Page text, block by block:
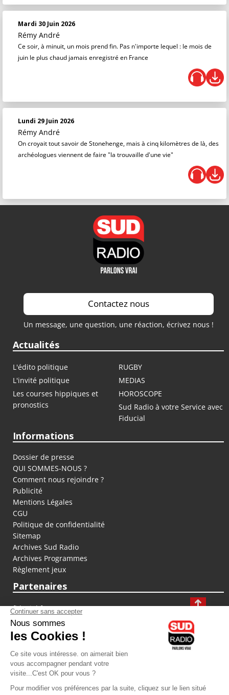
Mardi 30 Juin 2026
Rémy André
Ce soir, à minuit, un mois prend fin. Pas n'importe lequel : le mois de
juin le plus chaud jamais enregistré en France
Lundi 29 Juin 2026
Rémy André
On croyait tout savoir de Stonehenge, mais à cinq kilomètres de là, des
archéologues viennent de faire "la trouvaille d'une vie"
Contactez nous
Un message, une question, une réaction, écrivez nous !
Actualités
L'édito politique
RUGBY
L'invité politique
MEDIAS
Les courses hippiques et
pronostics
HOROSCOPE
Sud Radio à votre Service avec
Fiducial
Informations
Dossier de presse
QUI SOMMES-NOUS ?
Comment nous rejoindre ?
Publicité
Mentions Légales
CGU
Politique de confidentialité
Sitemap
Archives Sud Radio
Archives Programmes
Règlement jeux
Partenaires
fiducial.fr
lyoncapitale.fr
olympique-et-lyonnais.com
L'application Iphone / Android
Téléchargez l'application